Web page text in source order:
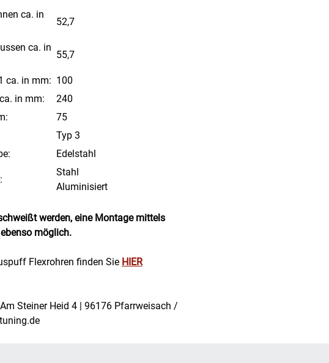
ca. in
52,7
ca. in
55,7
ca. in mm: 100
in mm:
240
75
Typ 3
Edelstahl
Stahl
Aluminisiert
werden, eine Montage mittels
möglich.
Flexrohren finden Sie HIER
Steiner Heid 4 | 96176 Pfarrweisach /